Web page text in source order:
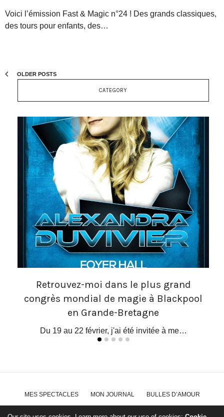
Voici l’émission Fast & Magic n°24 ! Des grands classiques,
des tours pour enfants, des…
OLDER POSTS
CATEGORY
Retrouvez-moi dans le plus grand
congrès mondial de magie à Blackpool
en Grande-Bretagne
Du 19 au 22 février, j'ai été invitée à me…
MES SPECTACLES MON JOURNAL BULLES D’AMOUR